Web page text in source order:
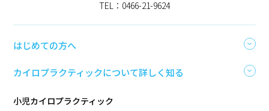
TEL：0466-21-9624
はじめての方へ
カイロプラクティックについて詳しく知る
小児カイロプラクティック